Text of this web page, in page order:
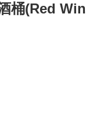
桶(Red